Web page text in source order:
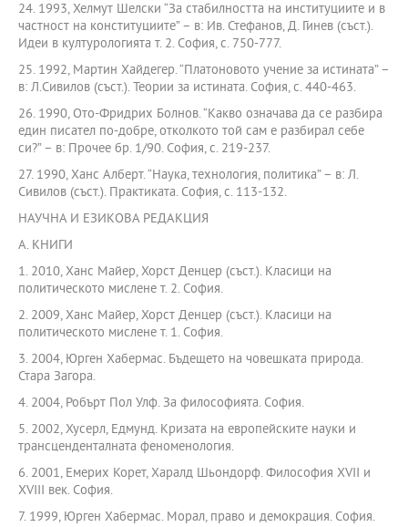
24. 1993, Хелмут Шелски “За стабилността на институциите и в
частност на конституциите” – в: Ив. Стефанов, Д. Гинев (съст.).
Идеи в културологията т. 2. София, с. 750-777.
25. 1992, Мартин Хайдегер. “Платоновото учение за истината” –
в: Л.Сивилов (съст.). Теории за истината. София, с. 440-463.
26. 1990, Ото-Фридрих Болнов. “Какво означава да се разбира
един писател по-добре, отколкото той сам е разбирал себе
си?” – в: Прочее бр. 1/90. София, с. 219-237.
27. 1990, Ханс Алберт. “Наука, технология, политика” – в: Л.
Сивилов (съст.). Практиката. София, с. 113-132.
НАУЧНА И ЕЗИКОВА РЕДАКЦИЯ
А. КНИГИ
1. 2010, Ханс Майер, Хорст Денцер (съст.). Класици на
политическото мислене т. 2. София.
2. 2009, Ханс Майер, Хорст Денцер (съст.). Класици на
политическото мислене т. 1. София.
3. 2004, Юрген Хабермас. Бъдещето на човешката природа.
Стара Загора.
4. 2004, Робърт Пол Улф. За философията. София.
5. 2002, Хусерл, Едмунд. Кризата на европейските науки и
трансценденталната феноменология.
6. 2001, Емерих Корет, Харалд Шьондорф. Философия XVII и
XVIII век. София.
7. 1999, Юрген Хабермас. Морал, право и демокрация. София.